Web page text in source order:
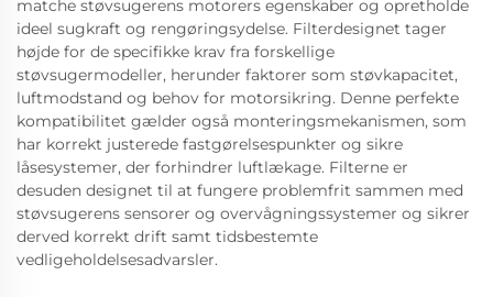
matche støvsugerens motorers egenskaber og opretholde
ideel sugkraft og rengøringsydelse. Filterdesignet tager
højde for de specifikke krav fra forskellige
støvsugermodeller, herunder faktorer som støvkapacitet,
luftmodstand og behov for motorsikring. Denne perfekte
kompatibilitet gælder også monteringsmekanismen, som
har korrekt justerede fastgørelsespunkter og sikre
låsesystemer, der forhindrer luftlækage. Filterne er
desuden designet til at fungere problemfrit sammen med
støvsugerens sensorer og overvågningssystemer og sikrer
derved korrekt drift samt tidsbestemte
vedligeholdelsesadvarsler.